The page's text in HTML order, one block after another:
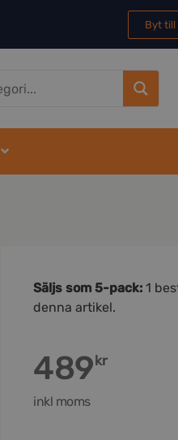
Byt till
Säljs som 5-pack: 1
denna artikel.
489kr
inkl moms